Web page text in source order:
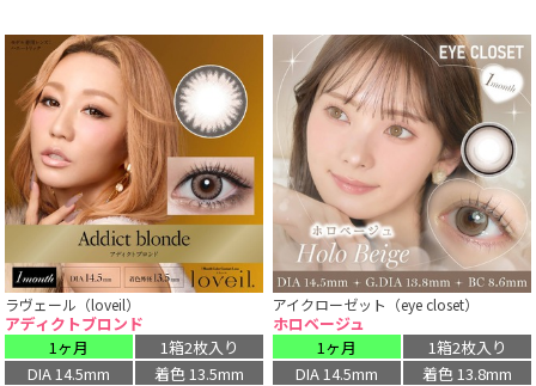
ラヴェール（loveil）
アディクトブロンド
1ヶ月
1箱2枚入り
DIA 14.5mm
着色 13.5mm
アイクローゼット（eye closet）
ホロベージュ
1ヶ月
1箱2枚入り
DIA 14.5mm
着色 13.8mm